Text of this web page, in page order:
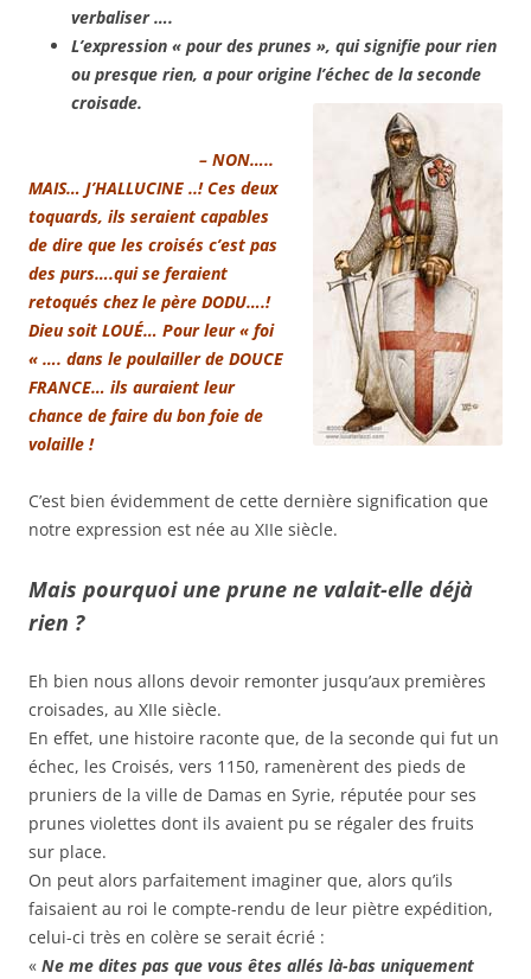
verbaliser ….
L’expression « pour des prunes », qui signifie pour rien
ou presque rien, a pour origine l’échec de la seconde
croisade.
– NON…..
MAIS… J’HALLUCINE ..! Ces deux
toquards, ils seraient capables
de dire que les croisés c’est pas
des purs….qui se feraient
retoqués chez le père DODU….!
Dieu soit LOUÉ… Pour leur « foi
« …. dans le poulailler de DOUCE
FRANCE… ils auraient leur
chance de faire du bon foie de
volaille !
C’est bien évidemment de cette dernière signification que
notre expression est née au XIIe siècle.
Mais pourquoi une prune ne valait-elle déjà
rien ?
Eh bien nous allons devoir remonter jusqu’aux premières
croisades, au XIIe siècle.
En effet, une histoire raconte que, de la seconde qui fut un
échec, les Croisés, vers 1150, ramenèrent des pieds de
pruniers de la ville de Damas en Syrie, réputée pour ses
prunes violettes dont ils avaient pu se régaler des fruits
sur place.
On peut alors parfaitement imaginer que, alors qu’ils
faisaient au roi le compte-rendu de leur piètre expédition,
celui-ci très en colère se serait écrié :
« Ne me dites pas que vous êtes allés là-bas uniquement